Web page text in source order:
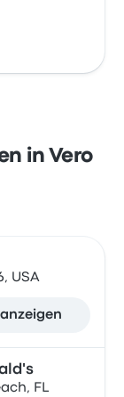
in Vero
USA
FL